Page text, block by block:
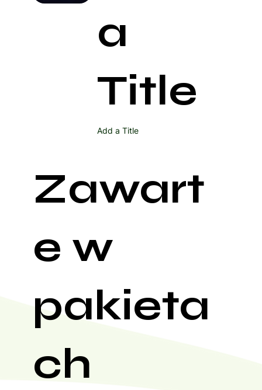
a
Title
Add a Title
Zawart
e w
pakieta
ch